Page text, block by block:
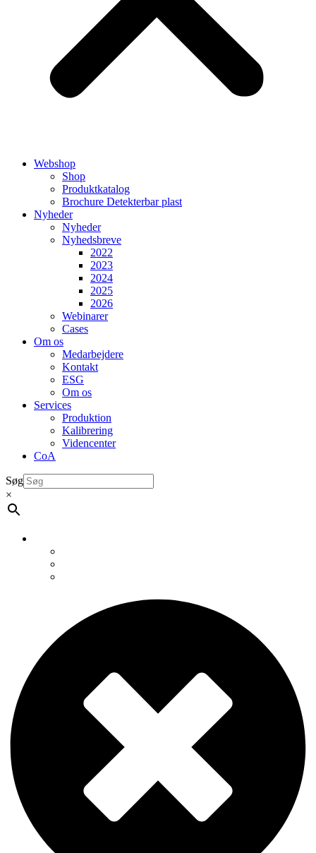
Webshop
Shop
Produktkatalog
Brochure Detekterbar plast
Nyheder
Nyheder
Nyhedsbreve
2022
2023
2024
2025
2026
Webinarer
Cases
Om os
Medarbejdere
Kontakt
ESG
Om os
Services
Produktion
Kalibrering
Videncenter
CoA
Søg
×